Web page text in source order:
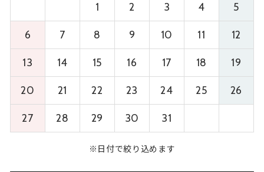
1 2 3 4 5
6 7 8 9 10 11 12
13 14 15 16 17 18 19
20 21 22 23 24 25 26
27 28 29 30 31
※日付で絞り込めます